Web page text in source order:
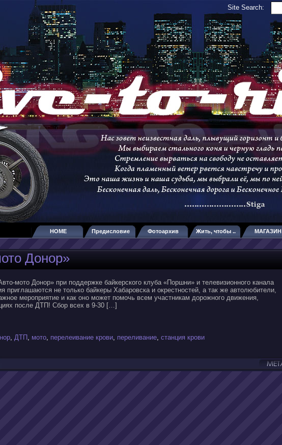
Site Search:
HOME Предисловие Фотоархив Жить, чтобы .. МАГАЗИН
Донор»
мото Донор» при поддержке байкерского клуба «Поршни» и телевизионного канала
приглашаются не только байкеры Хабаровска и окрестностей, а так же автолюбители,
мероприятие и как оно может помочь всем участникам дорожного движения,
после ДТП! Сбор всех в 9-30 […]
, ДТП , мото, перелеивание крови, переливание, станция крови